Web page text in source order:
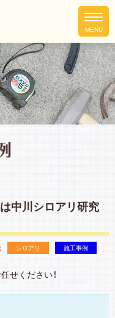
は中川シロアリ研究
シロアリ 施工事例
せください！